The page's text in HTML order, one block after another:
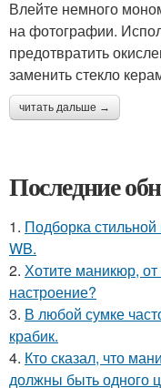
Влейте немного
на фотографии.
предотвратить
заменить стекло
читать дальше →
Последние
1. Подборка
WB.
2. Хотите маникюр, от
настроение?
3. В любой сумке
крабик.
4. Кто сказал, что
должны быть одного